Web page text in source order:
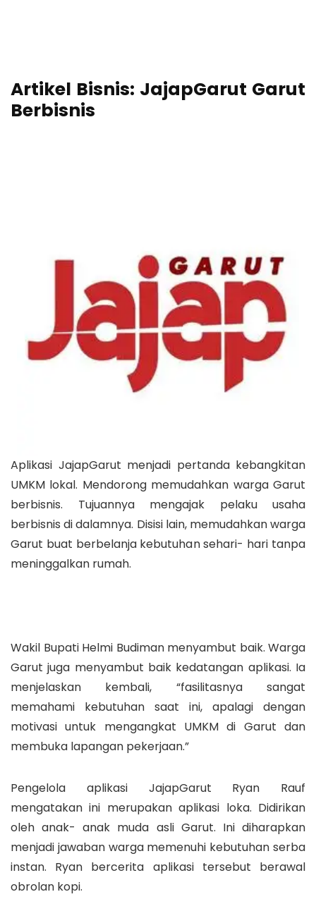
Artikel Bisnis: JajapGarut Garut
Berbisnis
Aplikasi JajapGarut menjadi pertanda kebangkitan
UMKM lokal. Mendorong memudahkan warga Garut
berbisnis. Tujuannya mengajak pelaku usaha
berbisnis di dalamnya. Disisi lain, memudahkan warga
Garut buat berbelanja kebutuhan sehari- hari tanpa
meninggalkan rumah.
Wakil Bupati Helmi Budiman menyambut baik. Warga
Garut juga menyambut baik kedatangan aplikasi. Ia
menjelaskan kembali, “fasilitasnya sangat
memahami kebutuhan saat ini, apalagi dengan
motivasi untuk mengangkat UMKM di Garut dan
membuka lapangan pekerjaan.”
Pengelola aplikasi JajapGarut Ryan Rauf
mengatakan ini merupakan aplikasi loka. Didirikan
oleh anak- anak muda asli Garut. Ini diharapkan
menjadi jawaban warga memenuhi kebutuhan serba
instan. Ryan bercerita aplikasi tersebut berawal
obrolan kopi.